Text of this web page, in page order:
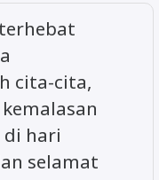
cita-cita,
hari
selamat